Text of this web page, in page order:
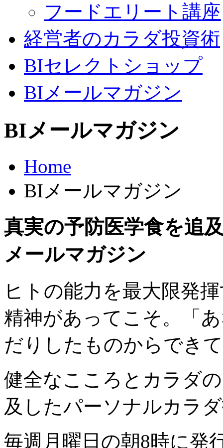
フードエリート講座
経営者のカラダ投資術
BIセレクトショップ
BIメールマガジン
BIメールマガジン
Home
BIメールマガジン
真実の予防医学食を追
メールマガジン
ヒトの能力を最大限発
精神があってこそ。「
だりしたものからでき
健全なこころとカラダ
及したパーソナルカラ
毎週月曜日の朝8時に発